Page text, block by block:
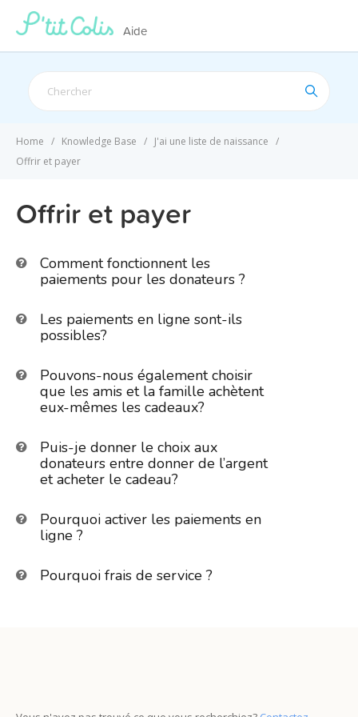
Aide
Home Knowledge Base
J'ai une liste de naissance
Offrir et payer
Offrir et payer
Comment fonctionnent les
paiements pour les donateurs ?
Les paiements en ligne sont-ils
possibles?
Pouvons-nous également choisir
que les amis et la famille achètent
eux-mêmes les cadeaux?
Puis-je donner le choix aux
donateurs entre donner de l’argent
et acheter le cadeau?
Pourquoi activer les paiements en
ligne ?
Pourquoi frais de service ?